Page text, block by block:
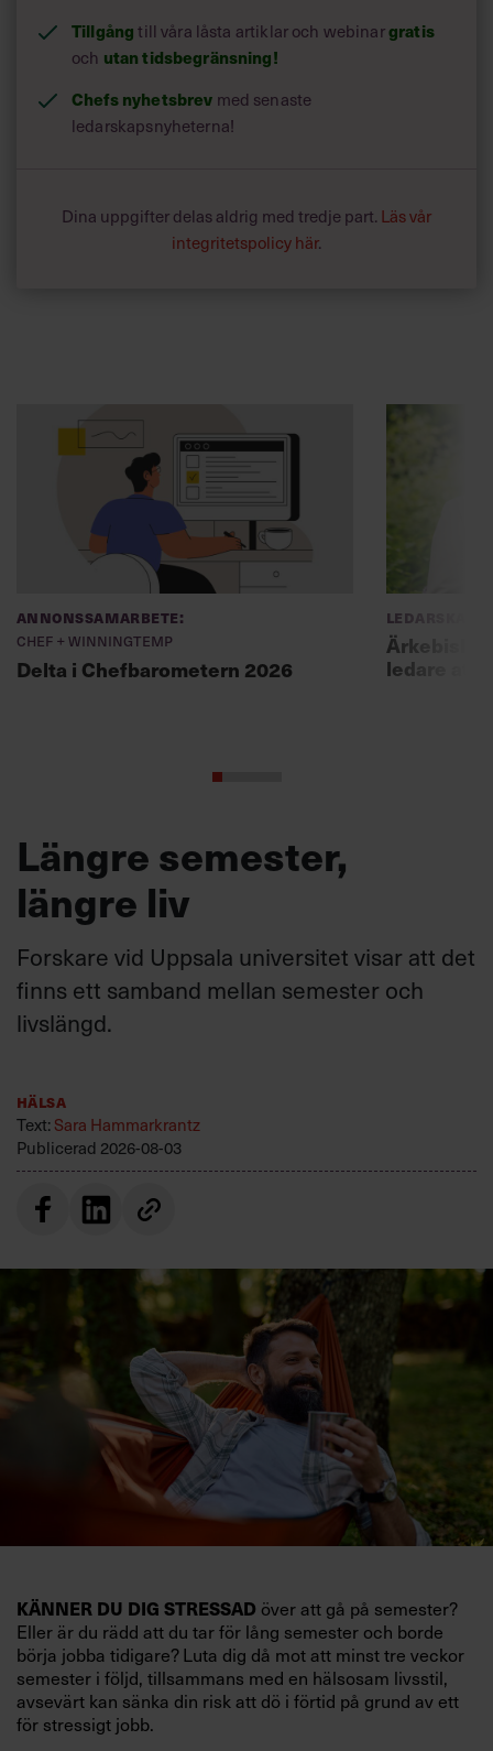
Tillgång till våra låsta artiklar och webinargratis
och utan tidsbegränsning!
Chefs nyhetsbrev med senaste
ledarskapsnyheterna!
Dina uppgifter delas aldrig med tredje part. Läs vår
integritetspolicy här.
Annonssamarbete:
Chef + Winningtemp
Delta i Chefbarometern 2026
Ledarskap
ledare att
Längre semester,
längre liv
Forskare vid Uppsala universitet visar att det
finns ett samband mellan semester och
livslängd.
Hälsa
Text: Sara Hammarkrantz
Publicerad 2026-08-03
KÄNNER DU DIG STRESSAD över att gå på semester?
Eller är du rädd att du tar för lång semester och borde
börja jobba tidigare? Luta dig då mot att minst tre veckor
semester i följd, tillsammans med en hälsosam livsstil,
avsevärt kan sänka din risk att dö i förtid på grund av ett
för stressigt jobb.